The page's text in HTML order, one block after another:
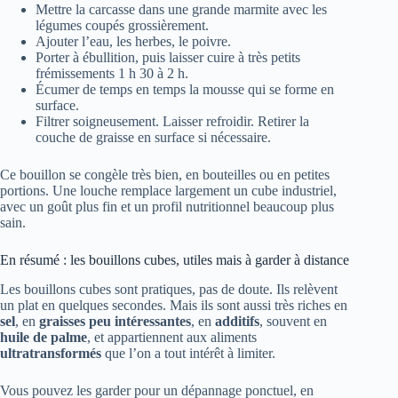
Mettre la carcasse dans une grande marmite avec les
légumes coupés grossièrement.
Ajouter l’eau, les herbes, le poivre.
Porter à ébullition, puis laisser cuire à très petits
frémissements 1 h 30 à 2 h.
Écumer de temps en temps la mousse qui se forme en
surface.
Filtrer soigneusement. Laisser refroidir. Retirer la
couche de graisse en surface si nécessaire.
Ce bouillon se congèle très bien, en bouteilles ou en petites
portions. Une louche remplace largement un cube industriel,
avec un goût plus fin et un profil nutritionnel beaucoup plus
sain.
En résumé : les bouillons cubes, utiles mais à garder à distance
Les bouillons cubes sont pratiques, pas de doute. Ils relèvent
un plat en quelques secondes. Mais ils sont aussi très riches en
sel, en graisses peu intéressantes, en additifs, souvent en
huile de palme, et appartiennent aux aliments
ultratransformés que l’on a tout intérêt à limiter.
Vous pouvez les garder pour un dépannage ponctuel, en